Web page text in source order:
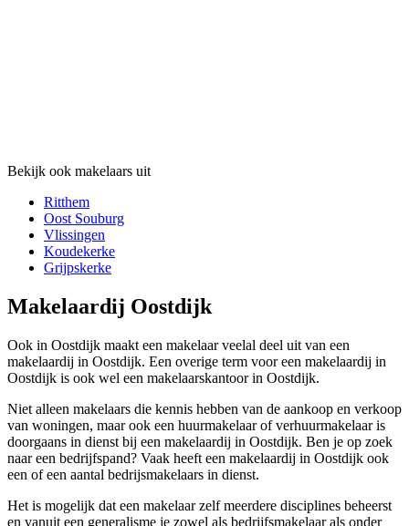
Bekijk ook makelaars uit
Ritthem
Oost Souburg
Vlissingen
Koudekerke
Grijpskerke
Makelaardij Oostdijk
Ook in Oostdijk maakt een makelaar veelal deel uit van een
makelaardij in Oostdijk. Een overige term voor een makelaardij in
Oostdijk is ook wel een makelaarskantoor in Oostdijk.
Niet alleen makelaars die kennis hebben van de aankoop en verkoop
van woningen, maar ook een huurmakelaar of verhuurmakelaar is
doorgaans in dienst bij een makelaardij in Oostdijk. Ben je op zoek
naar een bedrijfspand? Vaak heeft een makelaardij in Oostdijk ook
een of een aantal bedrijsmakelaars in dienst.
Het is mogelijk dat een makelaar zelf meerdere disciplines beheerst
en vanuit een generalisme je zowel als bedrijfsmakelaar als onder